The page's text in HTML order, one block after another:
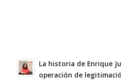
La historia de Enrique
operación de